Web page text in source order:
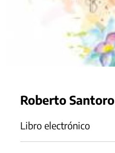
Roberto Santoro
Libro electrónico